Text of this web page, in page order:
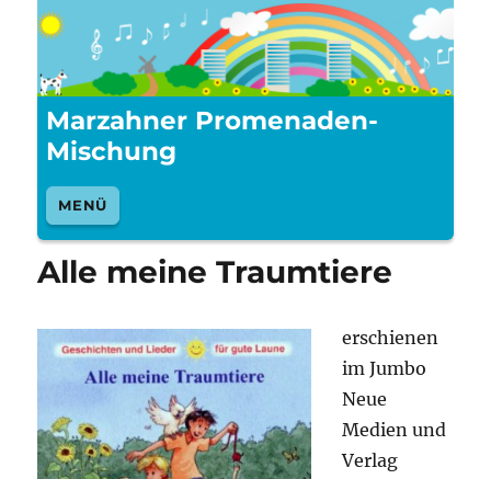
Marzahner Promenaden-
Mischung
MENÜ
Alle meine Traumtiere
erschienen
im Jumbo
Neue
Medien und
Verlag